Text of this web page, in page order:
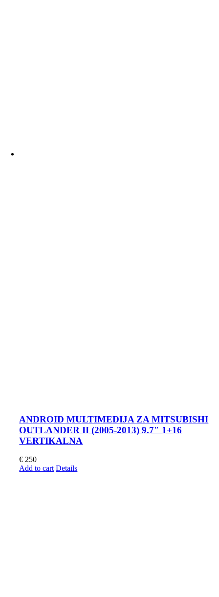
ANDROID MULTIMEDIJA ZA MITSUBISHI
OUTLANDER II (2005-2013) 9.7″ 1+16
VERTIKALNA
€ 250
Add to cart Details